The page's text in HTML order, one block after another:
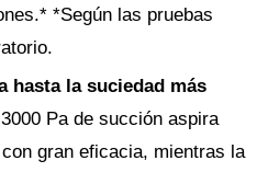
*Según las pruebas
hasta la suciedad más
Pa de succión aspira
gran eficacia, mientras la